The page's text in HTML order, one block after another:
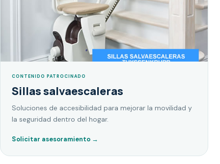
CONTENIDO PATROCINADO
Sillas salvaescaleras
Soluciones de accesibilidad para mejorar la movilidad y
la seguridad dentro del hogar.
Solicitar asesoramiento →